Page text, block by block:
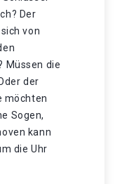
Der
von
Müssen die
der
möchten
Sogen,
kann
die Uhr